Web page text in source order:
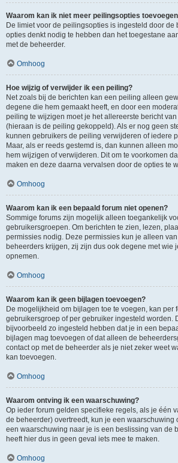
Waarom kan ik niet meer peilingsopties
De limiet voor de peilingsopties is ingesteld door de
opties denkt nodig te hebben dan het toegestane
met de beheerder.
Omhoog
Hoe wijzig of verwijder ik een peiling?
Net zoals bij de berichten kan een peiling alleen
degene die hem gemaakt heeft, en door een
peiling te wijzigen moet je het allereerste bericht
(hieraan is de peiling gekoppeld). Als er nog geen
kunnen gebruikers de peiling verwijderen of iedere
Maar, als er reeds gestemd is, dan kunnen alleen
hem wijzigen of verwijderen. Dit om te voorkomen
maken en deze daarna vervalsen door de opties te
Omhoog
Waarom kan ik een bepaald forum niet openen?
Sommige forums zijn mogelijk alleen toegankelijk
gebruikersgroepen. Om berichten te zien, lezen,
permissies nodig. Deze permissies kun je alleen
beheerders krijgen, zij zijn dus ook degene met wie
opnemen.
Omhoog
Waarom kan ik geen bijlagen toevoegen?
De mogelijkheid om bijlagen toe te voegen, kan per
gebruikersgroep of per gebruiker ingesteld worden.
bijvoorbeeld zo ingesteld hebben dat je in een
bijlagen mag toevoegen of dat alleen de
contact op met de beheerder als je niet zeker weet
kan toevoegen.
Omhoog
Waarom ontving ik een waarschuwing?
Op ieder forum gelden specifieke regels, als je één
de beheerder) overtreedt, kun je een waarschuwing
een waarschuwing naar je is een beslissing van de
heeft hier dus in geen geval iets mee te maken.
Omhoog